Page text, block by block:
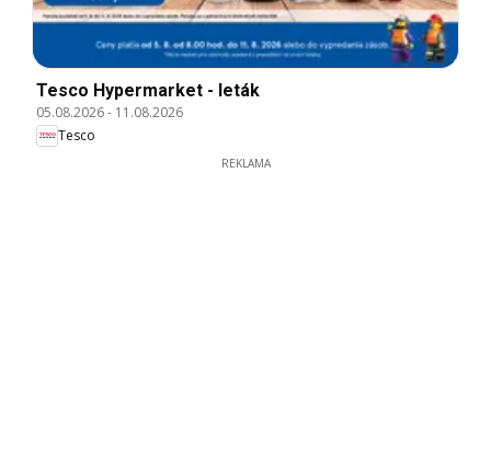
Tesco Hypermarket - leták
05.08.2026- 11.08.2026
Tesco
REKLAMA